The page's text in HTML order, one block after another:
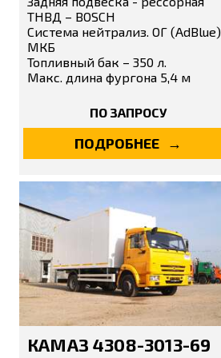
ТНВД – BOSCH
Система нейтрализ. ОГ (AdBlue)
МКБ
Топливный бак – 350 л.
Макс. длина фургона 5,4 м
ПО ЗАПРОСУ
ПОДРОБНЕЕ
КАМАЗ 4308-3013-69